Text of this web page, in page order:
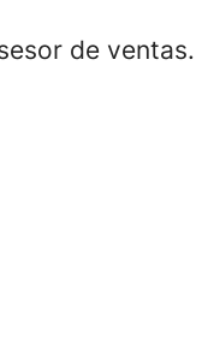
de ventas.